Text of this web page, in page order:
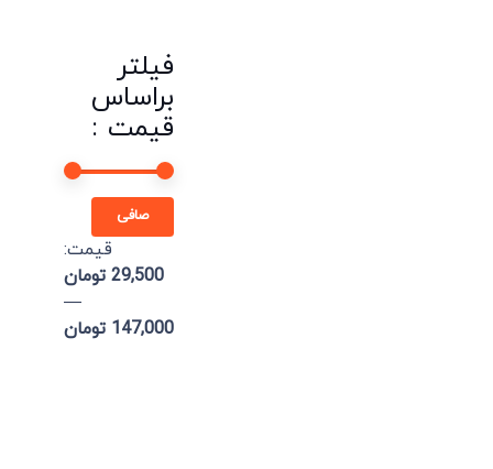
فیلتر
براساس
قیمت :
صافی
قيمت:
29,500 تومان
—
147,000 تومان